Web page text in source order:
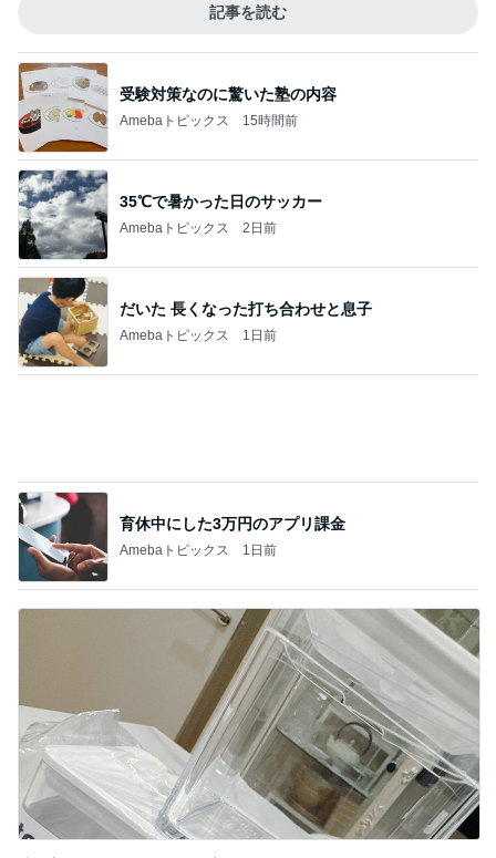
記事を読む
受験対策なのに驚いた塾の内容
Amebaトピックス 15時間前
35℃で暑かった日のサッカー
Amebaトピックス 2日前
だいた 長くなった打ち合わせと息子
Amebaトピックス 1日前
育休中にした3万円のアプリ課金
Amebaトピックス 1日前